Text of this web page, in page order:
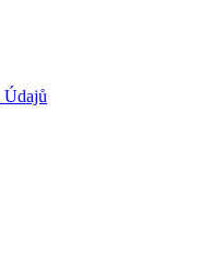
Údajů